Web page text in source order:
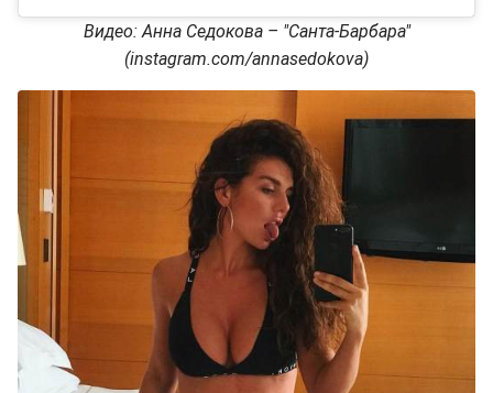
Видео: Анна Седокова – "Санта-Барбара"
(instagram.com/annasedokova)